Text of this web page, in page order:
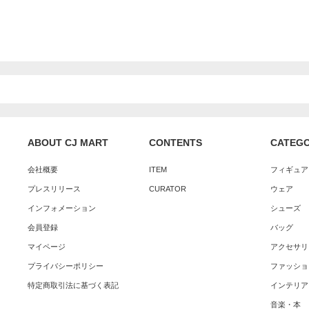
ABOUT CJ MART
会社概要
プレスリリース
インフォメーション
会員登録
マイページ
プライバシーポリシー
特定商取引法に基づく表記
CONTENTS
ITEM
CURATOR
フィギュ
ウェア
シューズ
バッグ
アクセサ
ファッシ
インテリア
音楽・本